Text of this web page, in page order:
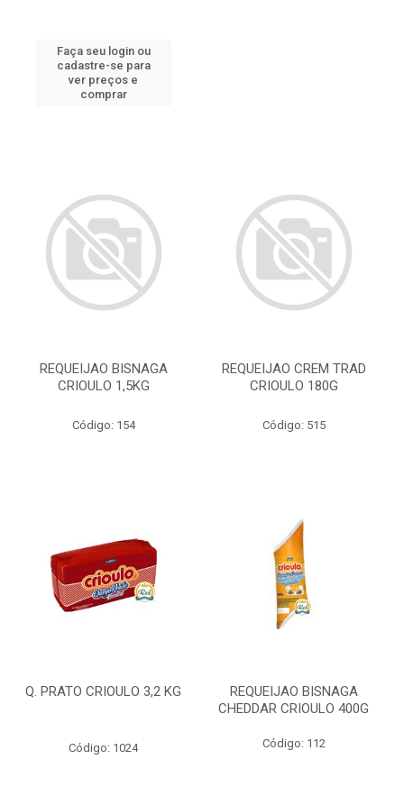
Faça seu login ou
cadastre-se para
ver preços e
comprar
REQUEIJAO BISNAGA
CRIOULO 1,5KG
Código: 154
REQUEIJAO CREM TRAD
CRIOULO 180G
Código: 515
Q. PRATO CRIOULO 3,2 KG
Código: 1024
REQUEIJAO BISNAGA
CHEDDAR CRIOULO 400G
Código: 112